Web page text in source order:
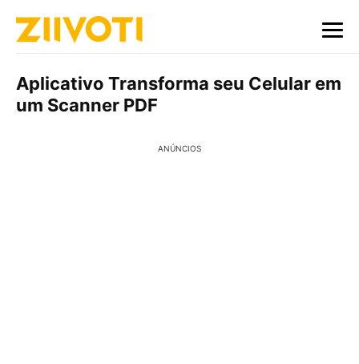
Aplicativo Transforma seu Celular em
um Scanner PDF
ANÚNCIOS